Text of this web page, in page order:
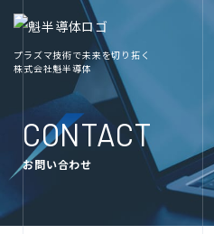
プラズマ技術で未来を切り拓く
株式会社魁半導体
PRODUCT
製品情報
INFORMATION
CONTACT
お問い合わせ